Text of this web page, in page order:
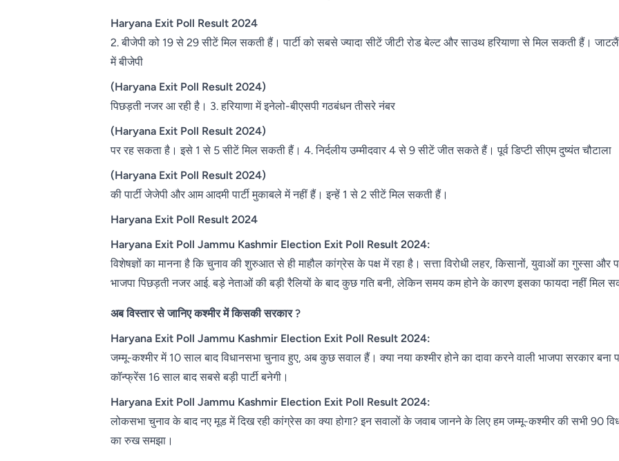
Haryana Exit Poll Result 2024
2. बीजेपी को 19 से 29 सीटें मिल सकती हैं। पार्टी को सबसे ज्यादा सीटें जीटी रोड बेल्ट और साउथ हरियाणा से मिल सकती हैं।
में बीजेपी
(Haryana Exit Poll Result 2024)
पिछड़ती नजर आ रही है। 3. हरियाणा में इनेलो-बीएसपी गठबंधन तीसरे नंबर
(Haryana Exit Poll Result 2024)
पर रह सकता है। इसे 1 से 5 सीटें मिल सकती हैं। 4. निर्दलीय उम्मीदवार 4 से 9 सीटें जीत सकते हैं। पूर्व डिप्टी सीएम दुष्यंत चौटाला
(Haryana Exit Poll Result 2024)
की पार्टी जेजेपी और आम आदमी पार्टी मुकाबले में नहीं हैं। इन्हें 1 से 2 सीटें मिल सकती हैं।
Haryana Exit Poll Result 2024
Haryana Exit Poll Jammu Kashmir Election Exit Poll Result 2024:
विशेषज्ञों का मानना ​​है कि चुनाव की शुरुआत से ही माहौल कांग्रेस के पक्ष में रहा है। सत्ता विरोधी लहर, किसानों, युवाओं का गुस्सा
भाजपा पिछड़ती नजर आई. बड़े नेताओं की बड़ी रैलियों के बाद कुछ गति बनी, लेकिन समय कम होने के कारण इसका फायदा नहीं मिल
अब विस्तार से जानिए कश्मीर में किसकी सरकार ?
Haryana Exit Poll Jammu Kashmir Election Exit Poll Result 2024:
जम्मू-कश्मीर में 10 साल बाद विधानसभा चुनाव हुए, अब कुछ सवाल हैं। क्या नया कश्मीर होने का दावा करने वाली भाजपा सरकार बना
कॉन्फ्रेंस 16 साल बाद सबसे बड़ी पार्टी बनेगी।
Haryana Exit Poll Jammu Kashmir Election Exit Poll Result 2024:
लोकसभा चुनाव के बाद नए मूड में दिख रही कांग्रेस का क्या होगा? इन सवालों के जवाब जानने के लिए हम जम्मू-कश्मीर की सभी 90
का रुख समझा।